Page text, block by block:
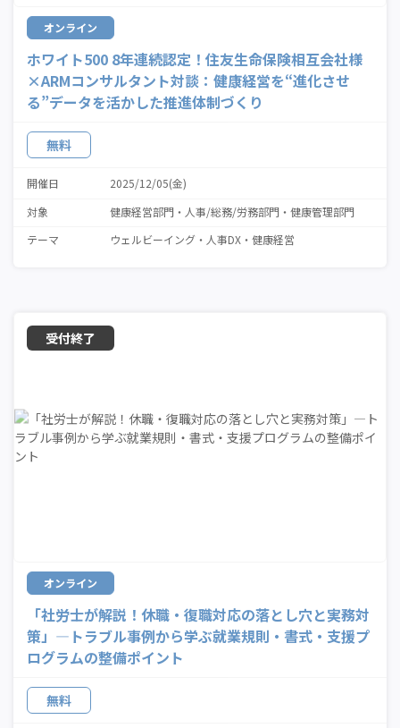
オンライン
ホワイト500 8年連続認定！住友生命保険相互会社様
×ARMコンサルタント対談：健康経営を“進化させ
る”データを活かした推進体制づくり
無料
開催日
2025/12/05(金)
対象
健康経営部門 人事/総務/労務部門
健康管理部門
テーマ
ウェルビーイング 人事DX 健康経営
オンライン
「社労士が解説！休職・復職対応の落とし穴と実務対
策」—トラブル事例から学ぶ就業規則・書式・支援プ
ログラムの整備ポイント
無料